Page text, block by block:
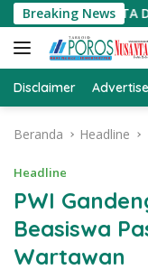
Langsung
ke
konten
Breaking News
HARITA
Disclaimer
Beranda Headline
Headline
PWI
Beasiswa
Wartawan